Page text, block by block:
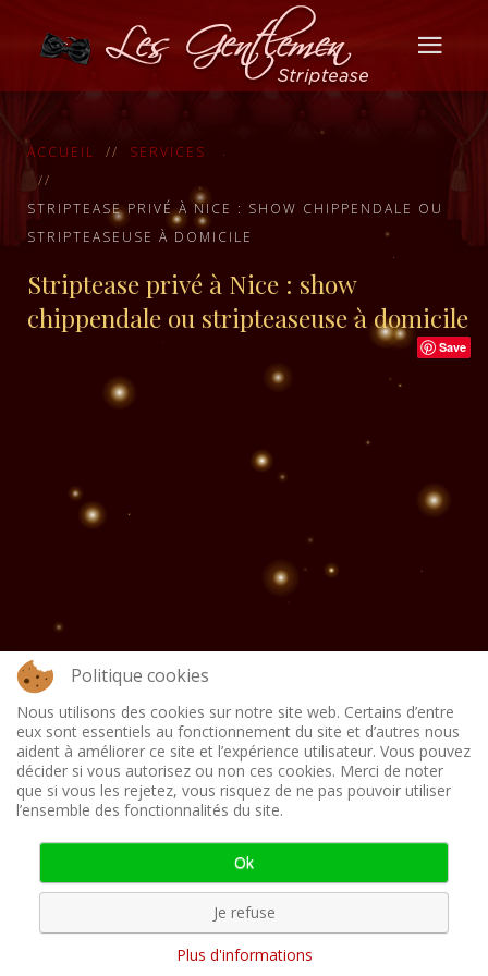
ACCUEIL SERVICES
STRIPTEASE PRIVÉ À NICE : SHOW CHIPPENDALE OU
STRIPTEASEUSE À DOMICILE
Striptease privé à Nice : show
chippendale ou stripteaseuse à domicile
Save
PARTENAIRES
POLITIQUE DE CONFIDENTIALITÉ
Politique cookies
Nous utilisons des cookies sur notre site web. Certains d’entre
eux sont essentiels au fonctionnement du site et d’autres nous
aident à améliorer ce site et l’expérience utilisateur. Vous pouvez
décider si vous autorisez ou non ces cookies. Merci de noter
que si vous les rejetez, vous risquez de ne pas pouvoir utiliser
l’ensemble des fonctionnalités du site.
Ok
Je refuse
Plus d'informations